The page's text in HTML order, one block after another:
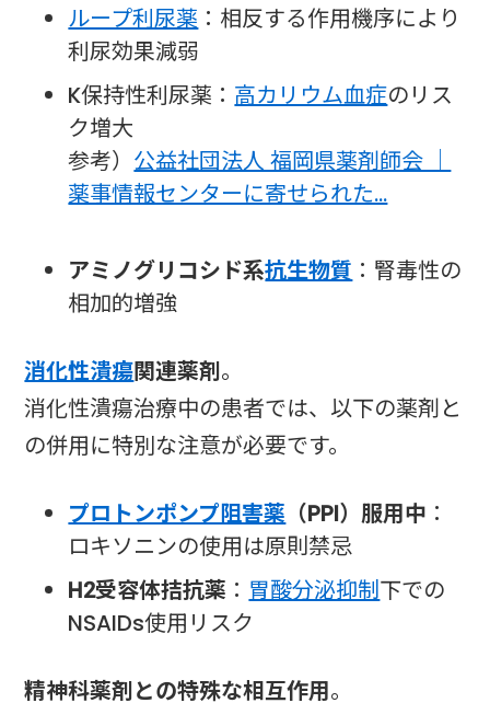
ループ利尿薬 ：相反する作用機序により
利尿効果減弱
K保持性利尿薬： 高カリウム血症のリス
ク増大
参考） 公益社団法人 福岡県薬剤師会 ｜
薬事情報センターに寄せられた…
アミノグリコシド系抗生物質 ：腎毒性の
相加的増強
消化性潰瘍関連薬剤。
消化性潰瘍治療中の患者では、以下の薬剤と
の併用に特別な注意が必要です。
プロトンポンプ阻害薬 （PPI）服用中 ：
ロキソニンの使用は原則禁忌
H2受容体拮抗薬 ： 胃酸分泌抑制下での
NSAIDs使用リスク
精神科薬剤との特殊な相互作用。